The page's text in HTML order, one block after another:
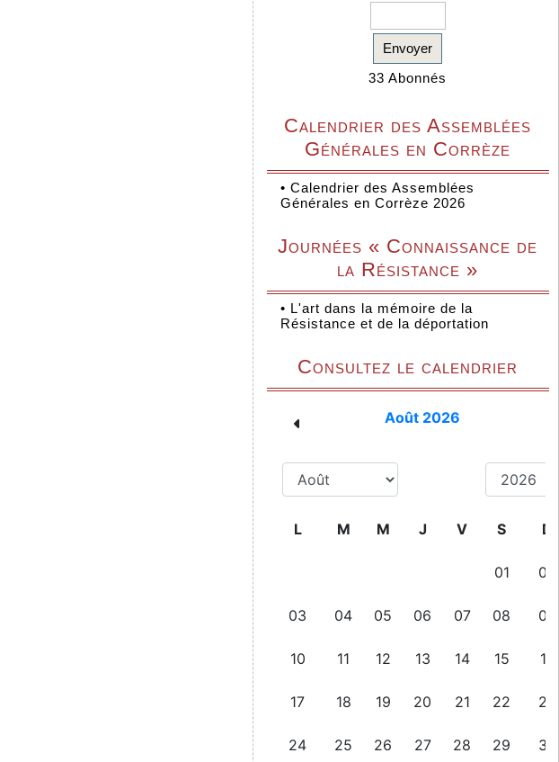
Envoyer
33 Abonnés
Calendrier des Assemblées
Générales en Corrèze
• Calendrier des Assemblées
Générales en Corrèze 2026
Journées « Connaissance de
la Résistance »
• L'art dans la mémoire de la
Résistance et de la déportation
Consultez le calendrier